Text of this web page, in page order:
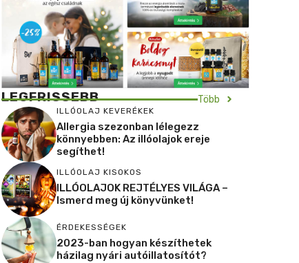
LEGFRISSEBB Több
ILLÓOLAJ KEVERÉKEK
Allergia szezonban lélegezz
könnyebben: Az illóolajok ereje
segíthet!
ILLÓOLAJ KISOKOS
ILLÓOLAJOK REJTÉLYES VILÁGA –
Ismerd meg új könyvünket!
ÉRDEKESSÉGEK
2023-ban hogyan készíthetek
házilag nyári autóillatosítót?